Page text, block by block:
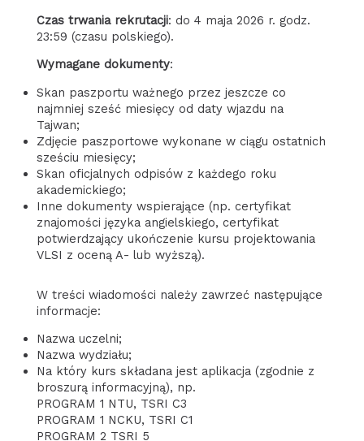
Czas trwania rekrutacji: do 4 maja 2026 r. godz.
23:59 (czasu polskiego).
Wymagane dokumenty:
Skan paszportu ważnego przez jeszcze co
najmniej sześć miesięcy od daty wjazdu na
Tajwan;
Zdjęcie paszportowe wykonane w ciągu ostatnich
sześciu miesięcy;
Skan oficjalnych odpisów z każdego roku
akademickiego;
Inne dokumenty wspierające (np. certyfikat
znajomości języka angielskiego, certyfikat
potwierdzający ukończenie kursu projektowania
VLSI z oceną A- lub wyższą).
W treści wiadomości należy zawrzeć następujące
informacje:
Nazwa uczelni;
Nazwa wydziału;
Na który kurs składana jest aplikacja (zgodnie z
broszurą informacyjną), np.
PROGRAM 1 NTU, TSRI C3
PROGRAM 1 NCKU, TSRI C1
PROGRAM 2 TSRI 5